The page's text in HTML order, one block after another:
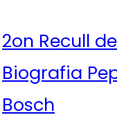
2on Recull
Biografia
Bosch